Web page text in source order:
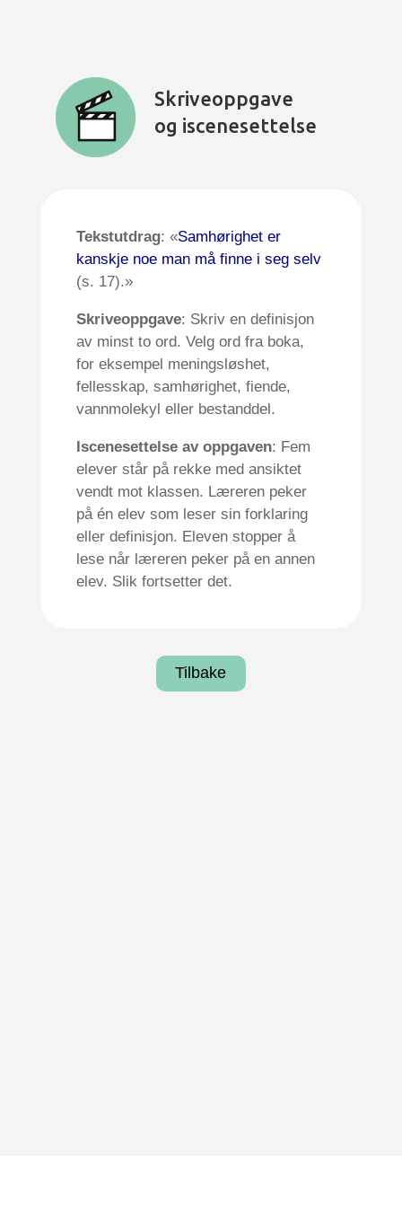
Skriveoppgave
og iscenesettelse
Tekstutdrag: «Samhørighet er
kanskje noe man må finne i seg selv
(s. 17).»
Skriveoppgave: Skriv en definisjon
av minst to ord. Velg ord fra boka,
for eksempel meningsløshet,
fellesskap, samhørighet, fiende,
vannmolekyl eller bestanddel.
Iscenesettelse av oppgaven: Fem
elever står på rekke med ansiktet
vendt mot klassen. Læreren peker
på én elev som leser sin forklaring
eller definisjon. Eleven stopper å
lese når læreren peker på en annen
elev. Slik fortsetter det.
Tilbake